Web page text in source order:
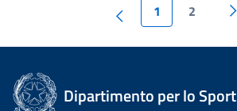
1 2
Dipartimento per lo Sport